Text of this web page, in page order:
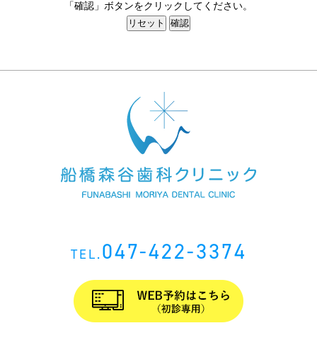
「確認」ボタンをクリックしてください。
TEL.047-422-3374